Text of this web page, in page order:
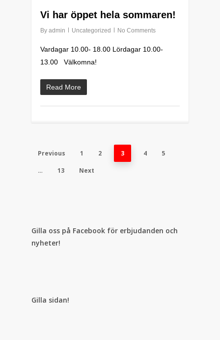
Vi har öppet hela sommaren!
By admin Uncategorized No Comments
Vardagar 10.00- 18.00 Lördagar 10.00-
13.00 Välkomna!
Read More
0
Previous 1 2 3 4 5
… 13 Next
Gilla oss på Facebook för erbjudanden och
nyheter!
Gilla sidan!